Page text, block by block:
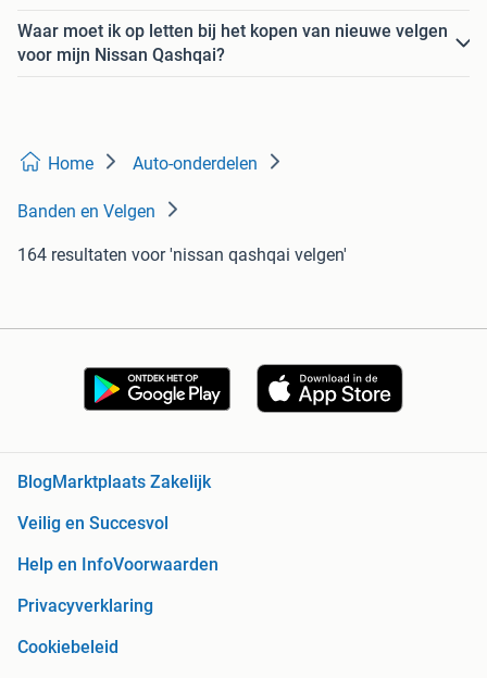
Waar moet ik op letten bij het kopen van nieuwe velgen
voor mijn Nissan Qashqai?
Home Auto-onderdelen
Banden en Velgen
164 resultaten voor 'nissan qashqai velgen'
Blog Marktplaats Zakelijk
Veilig en Succesvol
Help en InfoVoorwaarden
Privacyverklaring
Cookiebeleid